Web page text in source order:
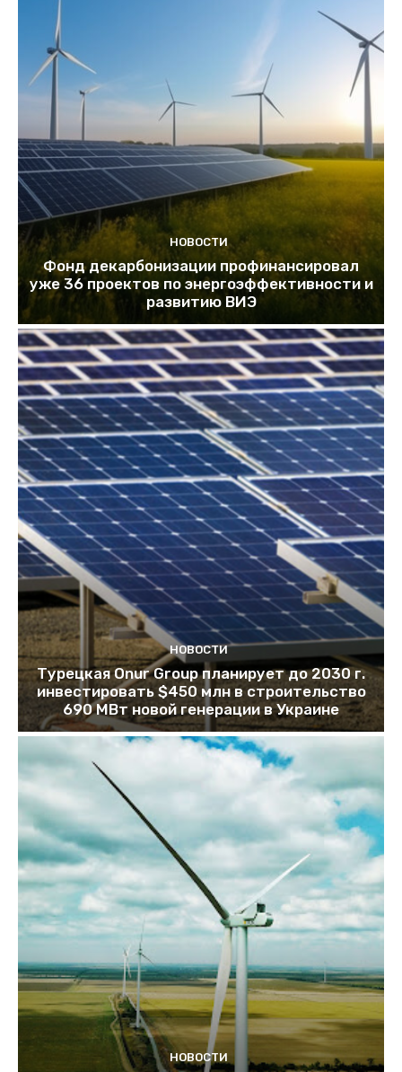
НОВОСТИ
Фонд декарбонизации профинансировал
уже 36 проектов по энергоэффективности и
развитию ВИЭ
НОВОСТИ
Турецкая Onur Group планирует до 2030 г.
инвестировать $450 млн в строительство
690 МВт новой генерации в Украине
НОВОСТИ